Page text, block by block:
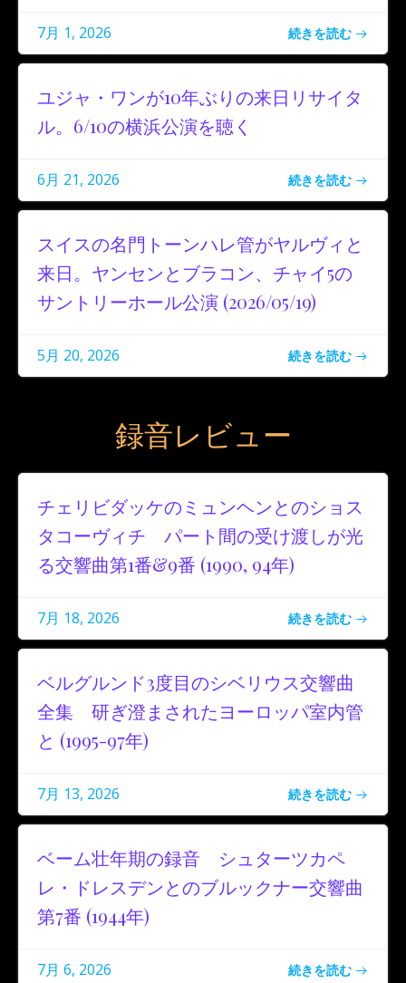
7月 1, 2026 続きを読む
ユジャ・ワンが10年ぶりの来日リサイタ
ル。6/10の横浜公演を聴く
6月 21, 2026 続きを読む
スイスの名門トーンハレ管がヤルヴィと
来日。ヤンセンとブラコン、チャイ5の
サントリーホール公演 (2026/05/19)
5月 20, 2026 続きを読む
録音レビュー
チェリビダッケのミュンヘンとのショス
タコーヴィチ パート間の受け渡しが光
る交響曲第1番&9番 (1990, 94年)
7月 18, 2026 続きを読む
ベルグルンド3度目のシベリウス交響曲
全集 研ぎ澄まされたヨーロッパ室内管
と (1995-97年)
7月 13, 2026 続きを読む
ベーム壮年期の録音 シュターツカペ
レ・ドレスデンとのブルックナー交響曲
第7番 (1944年)
7月 6, 2026 続きを読む